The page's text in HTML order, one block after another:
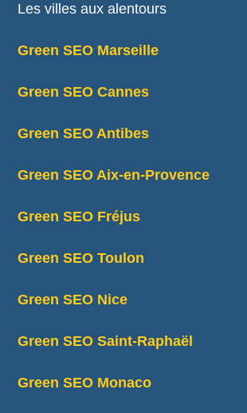
Les villes aux alentours
Green SEO Marseille
Green SEO Cannes
Green SEO Antibes
Green SEO Aix-en-Provence
Green SEO Fréjus
Green SEO Toulon
Green SEO Nice
Green SEO Saint-Raphaël
Green SEO Monaco